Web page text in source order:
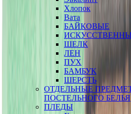
Хлопок
Вата
БАЙКОВЫЕ
ШЕЛК
ЛЕН
ПУХ
БАМБУК
ШЕРСТЬ
ОТДЕЛЬНЫЕ
ПОСТЕЛЬНОГО БЕЛЬЯ
ПЛЕДЫ